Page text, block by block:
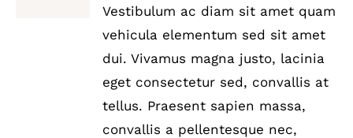
Vestibulum ac diam sit amet quam
vehicula elementum sed sit amet
dui. Vivamus magna justo, lacinia
eget consectetur sed, convallis at
tellus. Praesent sapien massa,
convallis a pellentesque nec,